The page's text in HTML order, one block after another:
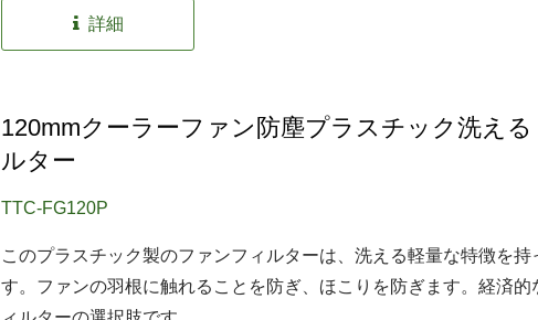
詳細
120mmクーラーファン防塵プラスチック洗える
ルター
TTC-FG120P
このプラスチック製のファンフィルターは、洗える軽量な特徴を持
す。ファンの羽根に触れることを防ぎ、ほこりを防ぎます。経済的